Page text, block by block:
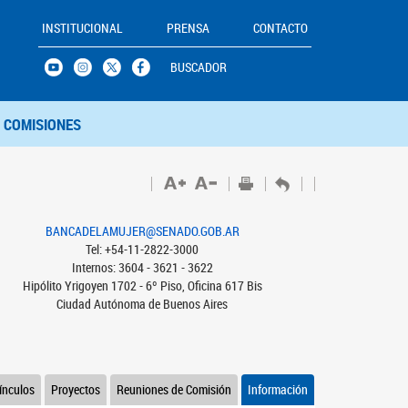
INSTITUCIONAL PRENSA CONTACTO
BUSCADOR
COMISIONES
BANCADELAMUJER@SENADO.GOB.AR
Tel: +54-11-2822-3000
Internos: 3604 - 3621 - 3622
Hipólito Yrigoyen 1702 - 6º Piso, Oficina 617 Bis
Ciudad Autónoma de Buenos Aires
Información
Reuniones de Comisión
Proyectos